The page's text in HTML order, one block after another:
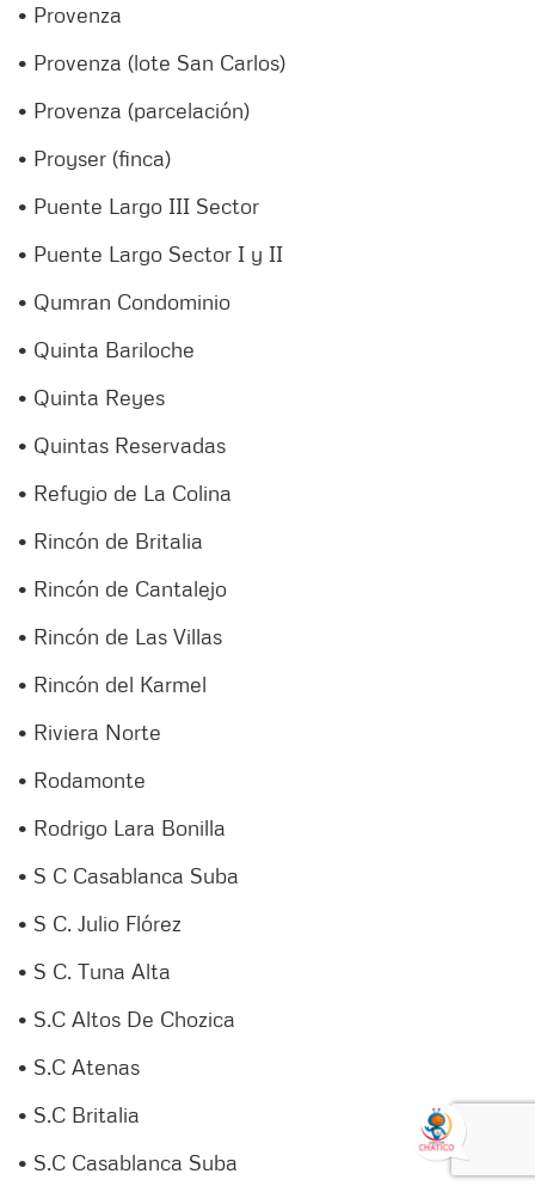
• Provenza
• Provenza (lote San Carlos)
• Provenza (parcelación)
• Proyser (finca)
• Puente Largo III Sector
• Puente Largo Sector I y II
• Qumran Condominio
• Quinta Bariloche
• Quinta Reyes
• Quintas Reservadas
• Refugio de La Colina
• Rincón de Britalia
• Rincón de Cantalejo
• Rincón de Las Villas
• Rincón del Karmel
• Riviera Norte
• Rodamonte
• Rodrigo Lara Bonilla
• S C Casablanca Suba
• S C. Julio Flórez
• S C. Tuna Alta
• S.C Altos De Chozica
• S.C Atenas
• S.C Britalia
• S.C Casablanca Suba